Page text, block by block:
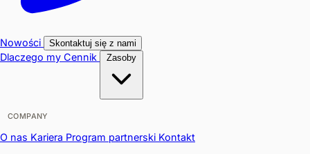
Nowości Skontaktuj się z nami
Dlaczego my Cennik Zasoby
COMPANY
O nas Kariera Program partnerski Kontakt